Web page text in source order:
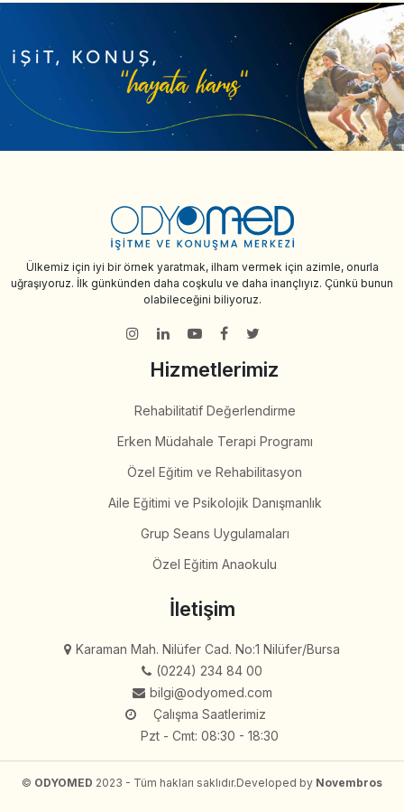
Ülkemiz için iyi bir örnek yaratmak, ilham vermek için azimle, onurla
uğraşıyoruz. İlk günkünden daha coşkulu ve daha inançlıyız. Çünkü bunun
olabileceğini biliyoruz.
Hizmetlerimiz
Rehabilitatif Değerlendirme
Erken Müdahale Terapi Programı
Özel Eğitim ve Rehabilitasyon
Aile Eğitimi ve Psikolojik Danışmanlık
Grup Seans Uygulamaları
Özel Eğitim Anaokulu
İletişim
Karaman Mah. Nilüfer Cad. No:1 Nilüfer/Bursa
(0224) 234 84 00
bilgi@odyomed.com
Çalışma Saatlerimiz
Pzt - Cmt: 08:30 - 18:30
© ODYOMED 2023 - Tüm hakları saklıdır.Developed by Novembros